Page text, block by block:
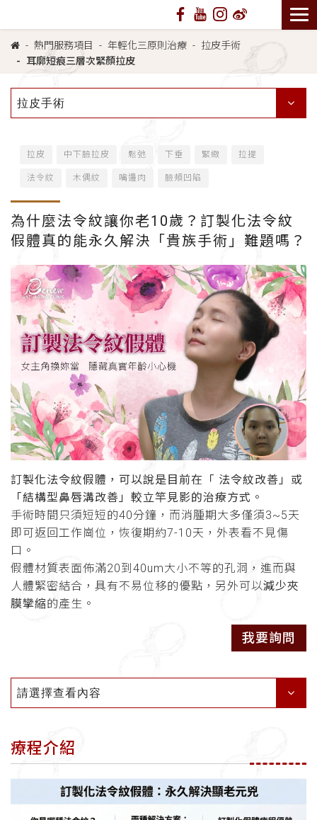
熱門服務項目 年輕化三原則治療
拉皮手術
耳廓短痕三層次緊顏拉皮
拉皮手術
拉皮 中下臉拉皮 鬆弛 下垂 緊緻 拉提
法令紋 木偶紋 嘴邊肉 臉頰凹陷
為什麼法令紋讓你老10歲？訂製化法令紋
假體真的能永久解決「貴族手術」難題嗎？
訂製化法令紋假體，可以說是目前在「 法令紋改善」或
「結構型鼻唇溝改善」較立竿見影的治療方式。
手術時間只須短短的40分鐘，而消腫期大多僅須3~5天
即可返回工作崗位，恢復期約7-10天，外表看不見傷
口。
假體材質表面佈滿20到40um大小不等的孔洞，進而與
人體緊密結合，具有不易位移的優點，另外可以減少夾
膜攣縮的產生。
我要詢問
請選擇查看內容
療程介紹